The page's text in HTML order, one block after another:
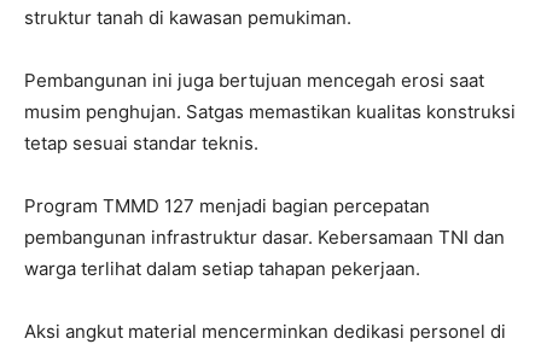
struktur tanah di kawasan pemukiman.
Pembangunan ini juga bertujuan mencegah erosi saat
musim penghujan. Satgas memastikan kualitas konstruksi
tetap sesuai standar teknis.
Program TMMD 127 menjadi bagian percepatan
pembangunan infrastruktur dasar. Kebersamaan TNI dan
warga terlihat dalam setiap tahapan pekerjaan.
Aksi angkut material mencerminkan dedikasi personel di